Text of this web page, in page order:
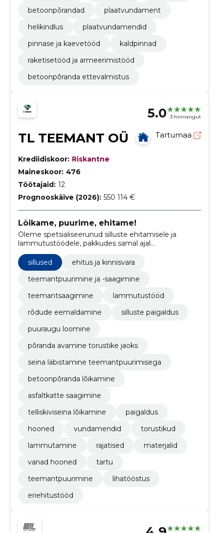
betoonpõrandad
plaatvundament
helikindlus
plaatvundamendid
pinnase ja kaevetööd
kaldpinnad
raketisetööd ja armeerimistööd
betoonpõranda ettevalmistus
5.0 3 hinnangut
TL TEEMANT OÜ Tartumaa
Krediidiskoor: Riskantne
Maineskoor: 476
Töötajaid: 12
Prognooskäive (2026): 550 114 €
Lõikame, puurime, ehitame!
Oleme spetsialiseerunud silluste ehitamisele ja
lammutustöödele, pakkudes samal ajal
professionaalset betooni lõikamise ja saagimise
teenust.
sillused
ehitus ja kinnisvara
teemantpuurimine ja -saagimine
teemantsaagimine
lammutustööd
rõdude eemaldamine
silluste paigaldus
puuraugu loomine
põranda avamine torustike jaoks
seina läbistamine teemantpuurimisega
betoonpõranda lõikamine
asfaltkatte saagimine
telliskiviseina lõikamine
paigaldus
hooned
vundamendid
torustikud
lammutamine
rajatised
materjalid
vanad hooned
tartu
teemantpuurimine
lihatööstus
eriehitustööd